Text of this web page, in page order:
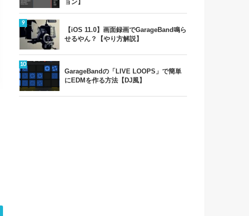
ョン】
【iOS 11.0】画面録画でGarageBand鳴ら
せるやん？【やり方解説】
GarageBandの「LIVE LOOPS」で簡単
にEDMを作る方法【DJ風】